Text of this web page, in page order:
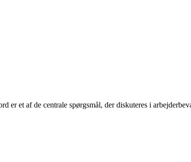
et af de centrale spørgsmål, der diskuteres i